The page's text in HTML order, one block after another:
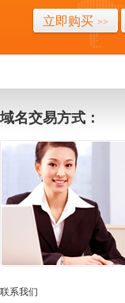
立即购买 >>
域名交易方式：
联系我们